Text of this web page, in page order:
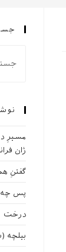
مسیرِ
ژان
گفتنِ
پس چه
درخت
بیلچه